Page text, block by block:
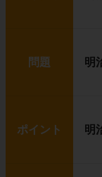
問題 明
ポイント 明